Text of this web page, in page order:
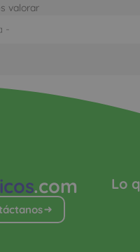
valorar
.com Lo